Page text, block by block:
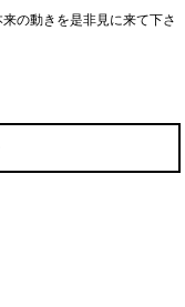
の動きを是非見に来て下さ